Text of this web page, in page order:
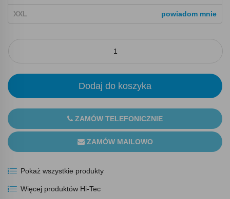
XXL powiadom mnie
Dodaj do koszyka
ZAMÓW TELEFONICZNIE
ZAMÓW MAILOWO
Pokaż wszystkie produkty
Więcej produktów Hi-Tec